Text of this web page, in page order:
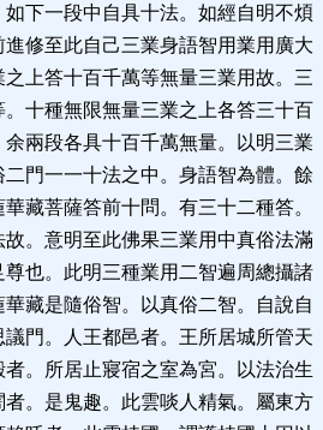
下一段中自具十法。如經自明不煩
修至此自己三業身語智用業用廣大
上答十百千萬等無量三業用故。三
十種無限無量三業之上各答三十百
兩段各具十百千萬無量。以明三業
門一一十法之中。身語智為體。餘
藏菩薩答前十問。有三十二種答。
。意明至此佛果三業用中真俗法滿
也。此明三種業用二智遍周總攝諸
藏是隨俗智。以真俗二智。自說自
門。人王都邑者。王所居城所管天
。所居止寢宿之室為宮。以法治生
。是鬼趣。此雲啖人精氣。屬東方